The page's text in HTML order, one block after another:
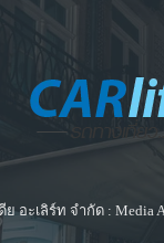
ย อะเลิร์ท จำกัด : Media